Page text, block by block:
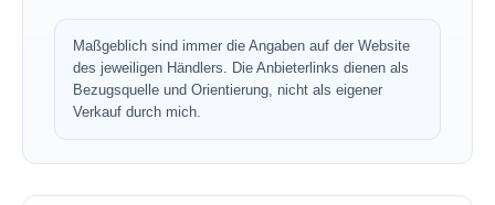
Maßgeblich sind immer die Angaben auf der Website
des jeweiligen Händlers. Die Anbieterlinks dienen als
Bezugsquelle und Orientierung, nicht als eigener
Verkauf durch mich.